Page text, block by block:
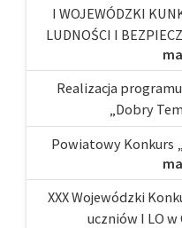
I WOJEWÓDZKI
LUDNOŚCI I
Realizacja
„Dobry
Powiatowy Konkurs
XXX Wojewódzki
uczniów I LO w